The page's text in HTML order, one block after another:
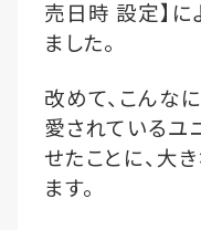
売日時 設定】
ました。
改めて、こんな
愛されているユ
せたことに、大
ます。